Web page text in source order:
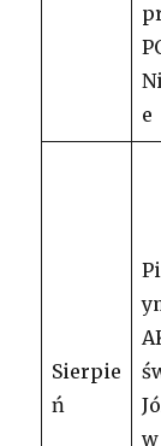
e
Sierpie
ń
w